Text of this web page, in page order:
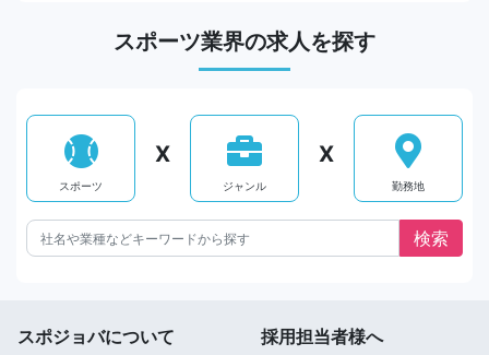
スポーツ業界の求人を探す
スポーツ
X
ジャンル
X
勤務地
スポジョバについて 採用担当者様へ